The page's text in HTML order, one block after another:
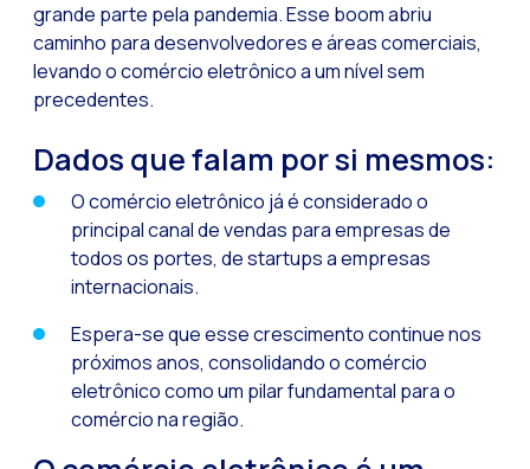
Como digitalizar
Novas
Desafios para o
Inteligência
Gerenciamento
Agora você pode
grande parte pela pandemia. Esse boom abriu
caminho para desenvolvedores e áreas comerciais,
levando o comércio eletrônico a um nível sem
precedentes.
Dados que falam por si mesmos:
O comércio eletrônico já é considerado o
principal canal de vendas para empresas de
todos os portes, de startups a empresas
internacionais.
Espera-se que esse crescimento continue nos
próximos anos, consolidando o comércio
eletrônico como um pilar fundamental para o
comércio na região.